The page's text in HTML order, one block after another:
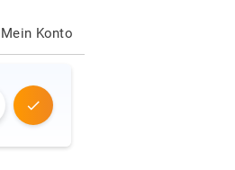
Mein Konto